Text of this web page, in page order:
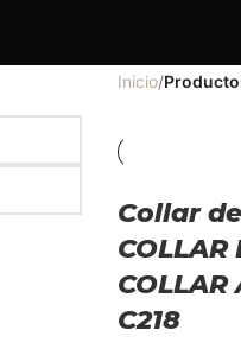
Inicio/
Collar
COLLAR
COLLAR
C218